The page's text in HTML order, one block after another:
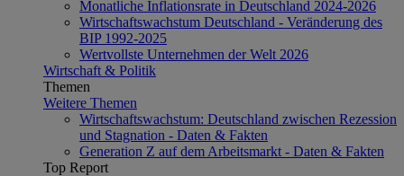
Monatliche Inflationsrate in Deutschland 2024-2026
Wirtschaftswachstum Deutschland - Veränderung des
BIP 1992-2025
Wertvollste Unternehmen der Welt 2026
Wirtschaft & Politik
Themen
Weitere Themen
Wirtschaftswachstum: Deutschland zwischen Rezession
und Stagnation - Daten & Fakten
Generation Z auf dem Arbeitsmarkt - Daten & Fakten
Top Report